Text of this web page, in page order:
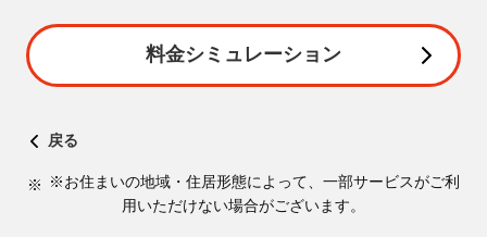
料金シミュレーション
戻る
※お住まいの地域・住居形態によって、一部サービスがご利
用いただけない場合がございます。